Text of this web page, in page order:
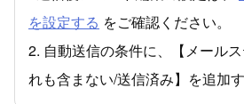
を設定する をご確認ください。
2. 自動送信の条件に、【メール
れも含まない/送信済み】を追加